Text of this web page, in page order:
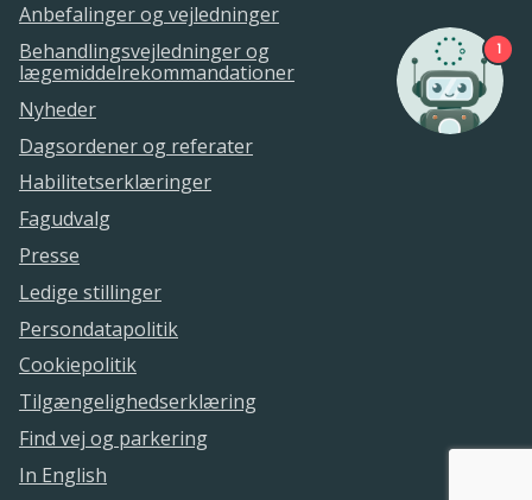
Anbefalinger og vejledninger
Behandlingsvejledninger og
lægemiddelrekommandationer
Nyheder
Dagsordener og referater
Habilitetserklæringer
Fagudvalg
Presse
Ledige stillinger
Persondatapolitik
Cookiepolitik
Tilgængelighedserklæring
Find vej og parkering
In English
1